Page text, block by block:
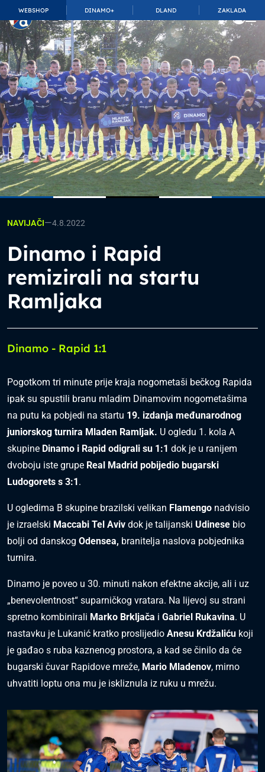
WEBSHOP DINAMO+ DLAND ZAKLADA
TOP_BAR.MembershipSuffix
NAVIJAČI—4.8.2022
Dinamo i Rapid
remizirali na startu
Ramljaka
Dinamo - Rapid 1:1
Pogotkom tri minute prije kraja nogometaši bečkog Rapida
ipak su spustili branu mladim Dinamovim nogometašima
na putu ka pobjedi na startu 19. izdanja međunarodnog
juniorskog turnira Mladen Ramljak. U ogledu 1. kola A
skupine Dinamo i Rapid odigrali su 1:1 dok je u ranijem
dvoboju iste grupe Real Madrid pobijedio bugarski
Ludogorets s 3:1.
U ogledima B skupine brazilski velikan Flamengo nadvisio
je izraelski Maccabi Tel Aviv dok je talijanski Udinese bio
bolji od danskog Odensea, branitelja naslova pobjednika
turnira.
Dinamo je poveo u 30. minuti nakon efektne akcije, ali i uz
„benevolentnost“ suparničkog vratara. Na lijevoj su strani
spretno kombinirali Marko Brkljača i Gabriel Rukavina. U
nastavku je Lukanić kratko proslijedio Anesu Krdžaliću koji
je gađao s ruba kaznenog prostora, a kad se činilo da će
bugarski čuvar Rapidove mreže, Mario Mladenov, mirno
uhvatiti loptu ona mu je iskliznula iz ruku u mrežu.